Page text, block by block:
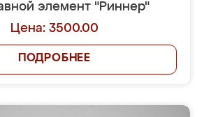
элемент "Риннер"
Цена: 3500.00
ПОДРОБНЕЕ